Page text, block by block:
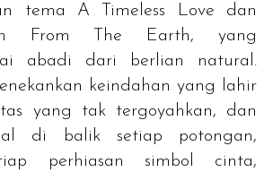
tema A Timeless Love dan
From The Earth, yang
abadi dari berlian natural.
keindahan yang lahir
yang tak tergoyahkan, dan
di balik setiap potongan,
perhiasan simbol cinta,